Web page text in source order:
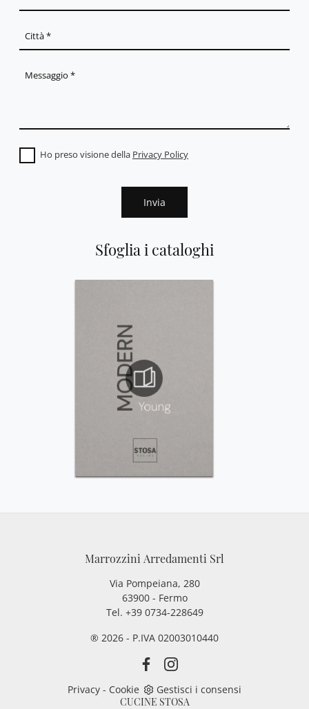
Sfoglia i cataloghi
Ho preso visione della Privacy Policy
Invia
Marrozzini Arredamenti Srl
Via Pompeiana, 280
63900 - Fermo
Tel. +39 0734-228649
® 2026 - P.IVA 02003010440
Privacy - Cookie
Gestisci i consensi
CUCINE STOSA